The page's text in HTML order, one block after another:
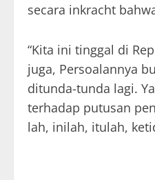
secara inkracht
“Kita ini tinggal di
juga, Persoalannya
ditunda-tunda lagi.
terhadap putusan
lah, inilah, itulah,